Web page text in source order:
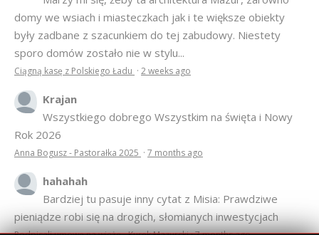
domy we wsiach i miasteczkach jak i te większe obiekty
były zadbane z szacunkiem do tej zabudowy. Niestety
sporo domów zostało nie w stylu...
Ciągną kasę z Polskiego Ładu · 2 weeks ago
Krajan
Wszystkiego dobrego Wszystkim na święta i Nowy
Rok 2026
Anna Bogusz - Pastorałka 2025 · 7 months ago
hahahah
Bardziej tu pasuje inny cytat z Misia: Prawdziwe
pieniądze robi się na drogich, słomianych inwestycjach